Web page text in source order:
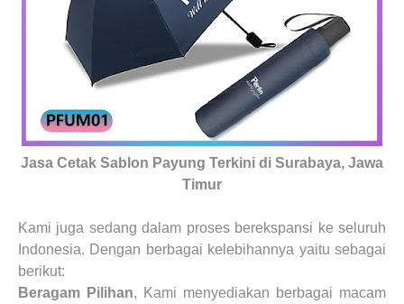
Jasa Cetak Sablon Payung Terkini di Surabaya, Jawa
Timur
Kami juga sedang dalam proses berekspansi ke seluruh
Indonesia. Dengan berbagai kelebihannya yaitu sebagai
berikut:
Beragam Pilihan, Kami menyediakan berbagai macam